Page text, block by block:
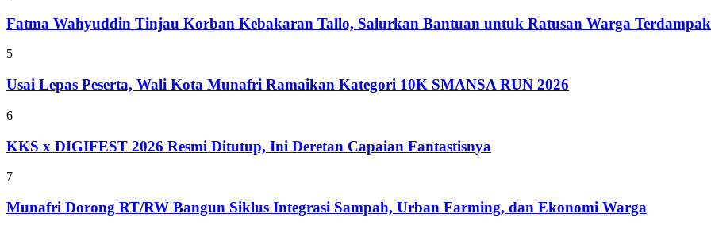
Fatma Wahyuddin Tinjau Korban Kebakaran Tallo, Salurkan Bantuan untuk Ratusan Warga Terdampak
5
Usai Lepas Peserta, Wali Kota Munafri Ramaikan Kategori 10K SMANSA RUN 2026
6
KKS x DIGIFEST 2026 Resmi Ditutup, Ini Deretan Capaian Fantastisnya
7
Munafri Dorong RT/RW Bangun Siklus Integrasi Sampah, Urban Farming, dan Ekonomi Warga